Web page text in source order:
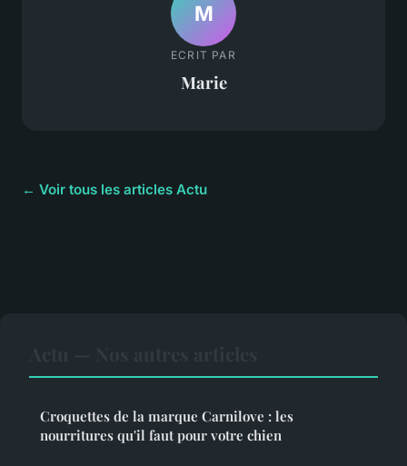
M
ECRIT PAR
Marie
← Voir tous les articles Actu
Croquettes de la marque Carnilove : les
nourritures qu'il faut pour votre chien